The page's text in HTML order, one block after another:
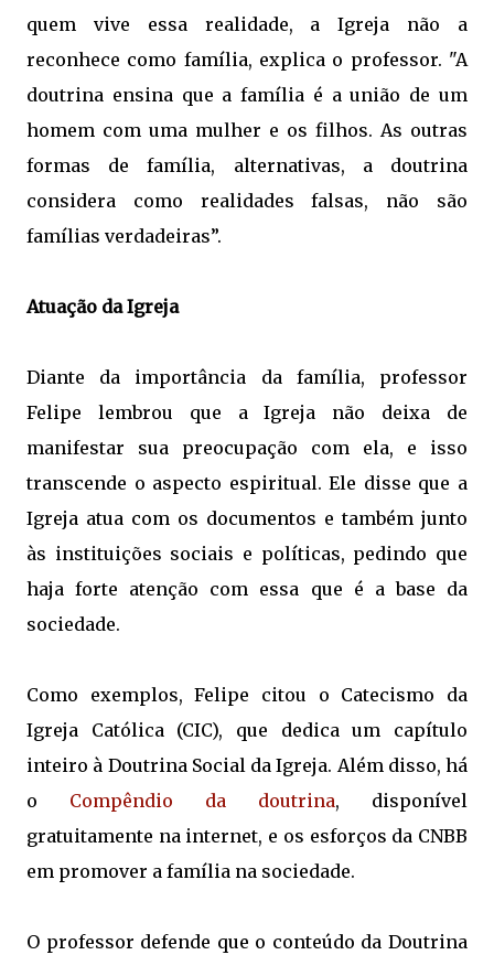
quem vive essa realidade, a Igreja não a
reconhece como família, explica o professor. "A
doutrina ensina que a família é a união de um
homem com uma mulher e os filhos. As outras
formas de família, alternativas, a doutrina
considera como realidades falsas, não são
famílias verdadeiras”.
Atuação da Igreja
Diante da importância da família, professor
Felipe lembrou que a Igreja não deixa de
manifestar sua preocupação com ela, e isso
transcende o aspecto espiritual. Ele disse que a
Igreja atua com os documentos e também junto
às instituições sociais e políticas, pedindo que
haja forte atenção com essa que é a base da
sociedade.
Como exemplos, Felipe citou o Catecismo da
Igreja Católica (CIC), que dedica um capítulo
inteiro à Doutrina Social da Igreja. Além disso, há
o Compêndio da doutrina, disponível
gratuitamente na internet, e os esforços da CNBB
em promover a família na sociedade.
O professor defende que o conteúdo da Doutrina